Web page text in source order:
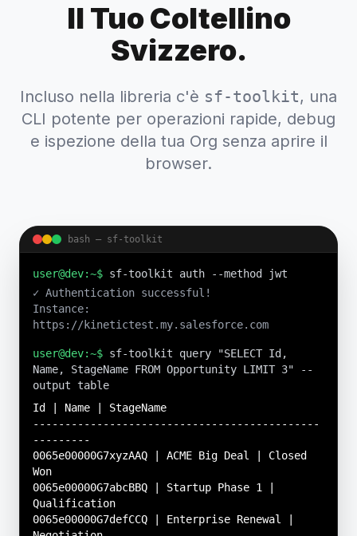
Il Tuo Coltellino
Svizzero.
Incluso nella libreria c'è sf-toolkit, una
CLI potente per operazioni rapide, debug
e ispezione della tua Org senza aprire il
browser.
bash — sf-toolkit
user@dev:~$ sf-toolkit auth --method jwt
✓ Authentication successful!
Instance:
https://kinetictest.my.salesforce.com
user@dev:~$ sf-toolkit query "SELECT Id,
Name, StageName FROM Opportunity LIMIT 3" --
output table
Id | Name | StageName
---------------------------------------------
---------
0065e00000G7xyzAAQ | ACME Big Deal | Closed
Won
0065e00000G7abcBBQ | Startup Phase 1 |
Qualification
0065e00000G7defCCQ | Enterprise Renewal |